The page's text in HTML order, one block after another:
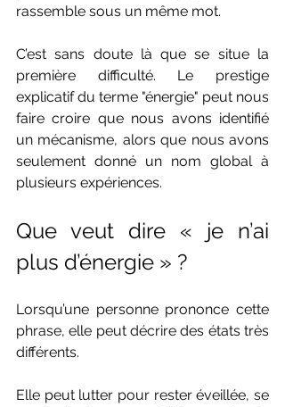
rassemble sous un même mot.
C’est sans doute là que se situe la
première difficulté. Le prestige
explicatif du terme "énergie" peut nous
faire croire que nous avons identifié
un mécanisme, alors que nous avons
seulement donné un nom global à
plusieurs expériences.
Que veut dire « je n’ai
plus d’énergie » ?
Lorsqu’une personne prononce cette
phrase, elle peut décrire des états très
différents.
Elle peut lutter pour rester éveillée, se